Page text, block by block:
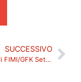
SUCCESSIVO
Classifica singoli FIMI/GFK Sett.#6/2024